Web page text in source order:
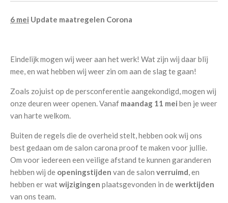
6 mei Update maatregelen Corona
Eindelijk mogen wij weer aan het werk! Wat zijn wij daar blij
mee, en wat hebben wij weer zin om aan de slag te gaan!
Zoals zojuist op de persconferentie aangekondigd, mogen wij
onze deuren weer openen. Vanaf maandag 11 mei ben je weer
van harte welkom.
Buiten de regels die de overheid stelt, hebben ook wij ons
best gedaan om de salon carona proof te maken voor jullie.
Om voor iedereen een veilige afstand te kunnen garanderen
hebben wij de openingstijden van de salon verruimd, en
hebben er watwijzigingen plaatsgevonden in dewerktijden
van ons team.